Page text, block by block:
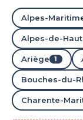
Camping
Bidart,
Aucune
Alpes-
Alpes-de-
Ariège 1
Bouches-du-
Charente-